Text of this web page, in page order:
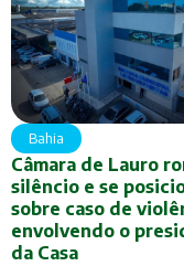
Bahia
Câmara de Lauro
silêncio e se
sobre caso de
envolvendo o
da Casa